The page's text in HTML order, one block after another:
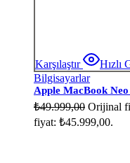
Karşılaştır
Hızlı
Bilgisayarlar
Apple MacBook
₺49.999,00 Orijinal
fiyat: ₺45.999,00.